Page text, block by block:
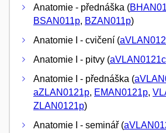
Anatomie - přednáška (
BSAN011p, BZAN011p)
Anatomie I - cvičení (
Anatomie I - pitvy (aVLAN0121c
Anatomie I - přednáška (
aZLAN0121p, EMAN0121p,
ZLAN0121p)
Anatomie I - seminář (